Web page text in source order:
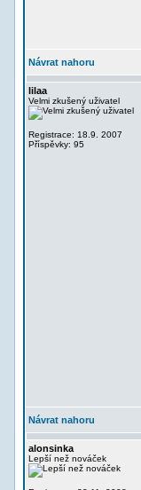
Návrat nahoru
lilaa
Velmi zkušený uživatel
Registrace: 18.9. 2007
Příspěvky: 95
Návrat nahoru
alonsinka
Lepší než nováček